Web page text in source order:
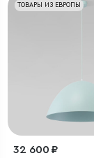
ТОВАРЫ ИЗ ЕВРОПЫ
32 600 ₽